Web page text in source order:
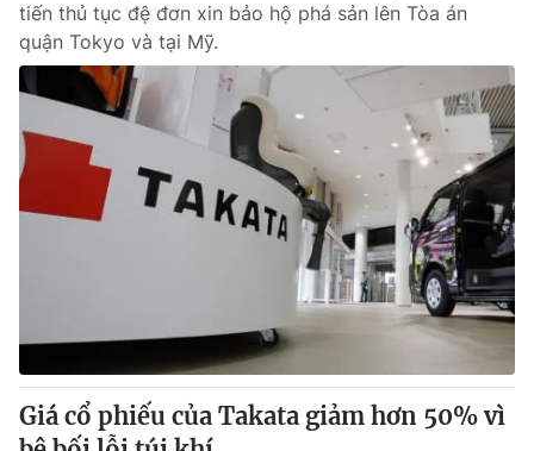
tiến thủ tục đệ đơn xin bảo hộ phá sản lên Tòa án
quận Tokyo và tại Mỹ.
Giá cổ phiếu của Takata giảm hơn 50% vì